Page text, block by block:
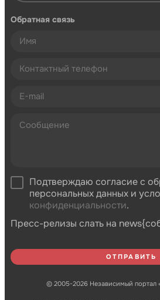
Обратная связь
Подтверждаю согласие с
персональных данных и
конфиденциальности.
Пресс-релизы слать на
© 2005-2026 Независимый портал